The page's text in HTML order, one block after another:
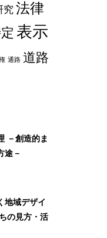
究 法律
表示
通路 道路
－創造的ま
途－
地域デザイ
の見方・活